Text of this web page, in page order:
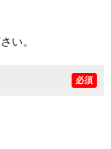
い。
必須